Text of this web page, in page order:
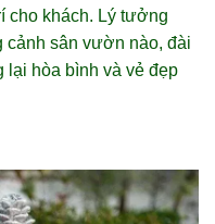
cho khách. Lý tưởng
cảnh sân vườn nào, đài
lại hòa bình và vẻ đẹp